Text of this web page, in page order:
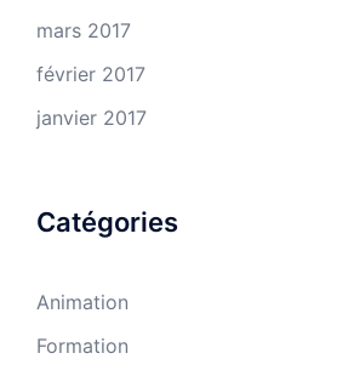
mars 2017
février 2017
janvier 2017
Catégories
Animation
Formation